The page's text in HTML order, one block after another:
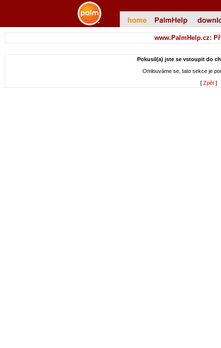
www.PalmHelp.cz:
Pokusil(a) jste se vstoupit do
Omlouváme se, tato sekce je
[ Zpět]